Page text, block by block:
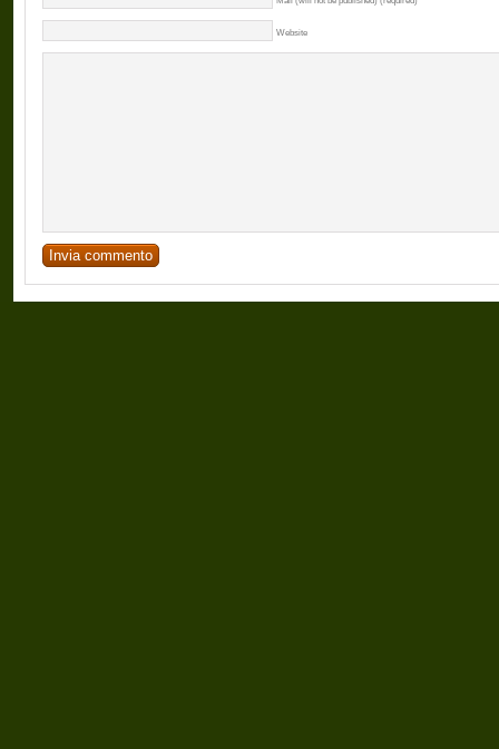
Website